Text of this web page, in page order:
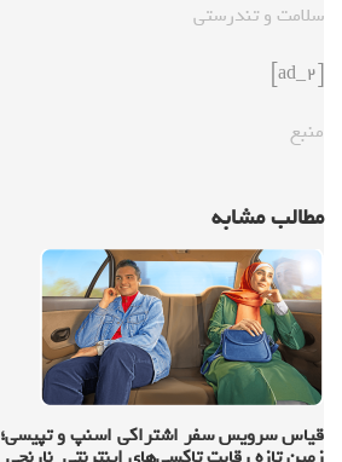
سلامت و تندرستی
[ad_2]
منبع
مطالب مشابه
قیاس سرویس سفر اشتراکی اسنپ و تپیسی؛